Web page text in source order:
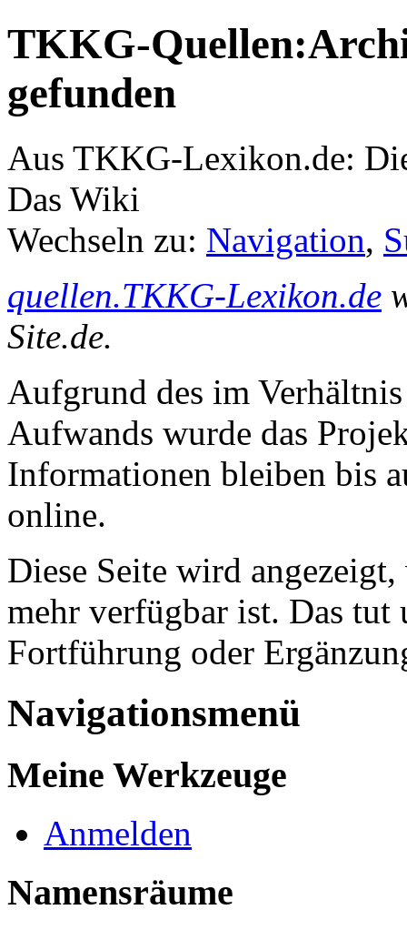
TKKG-
gefunden
Aus TKKG-Lexikon.de:
Das Wiki
Wechseln zu: Navigation,
quellen.TKKG-Lexikon.de
Site.de.
Aufgrund des im
Aufwands wurde das
Informationen bleiben bis
online.
Diese Seite wird
mehr verfügbar ist. Das tut
Fortführung oder
Navigationsmenü
Meine Werkzeuge
Anmelden
Namensräume